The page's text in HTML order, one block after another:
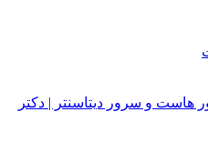
هاست و سرور دیتاسنتر | دکتر